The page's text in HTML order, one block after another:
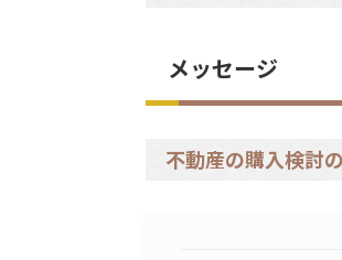
メッセージ
不動産の購入検討